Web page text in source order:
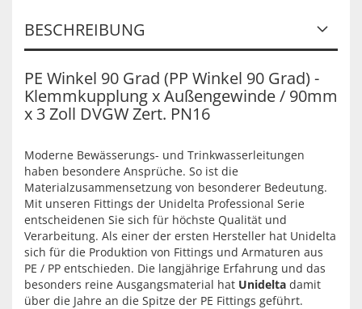
BESCHREIBUNG
PE Winkel 90 Grad (PP Winkel 90 Grad) -
Klemmkupplung x Außengewinde / 90mm
x 3 Zoll DVGW Zert. PN16
Moderne Bewässerungs- und Trinkwasserleitungen
haben besondere Ansprüche. So ist die
Materialzusammensetzung von besonderer Bedeutung.
Mit unseren Fittings der Unidelta Professional Serie
entscheidenen Sie sich für höchste Qualität und
Verarbeitung. Als einer der ersten Hersteller hat Unidelta
sich für die Produktion von Fittings und Armaturen aus
PE / PP entschieden. Die langjährige Erfahrung und das
besonders reine Ausgangsmaterial hat Unidelta damit
über die Jahre an die Spitze der PE Fittings geführt.